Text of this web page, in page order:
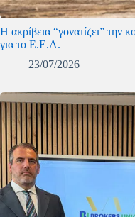
Η ακρίβεια “γονατίζει” την
για το Ε.Ε.Α.
23/07/2026